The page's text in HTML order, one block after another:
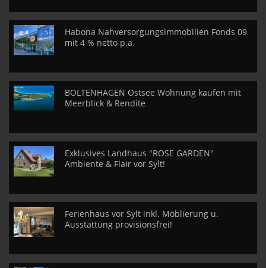
Habona Nahversorgungsimmobilien Fonds 09
mit 4 % netto p.a.
BOLTENHAGEN Ostsee Wohnung kaufen mit
Meerblick & Rendite
Exklusives Landhaus "ROSE GARDEN"
Ambiente & Flair vor Sylt!
Ferienhaus vor Sylt inkl. Möblierung u.
Ausstattung provisionsfrei!